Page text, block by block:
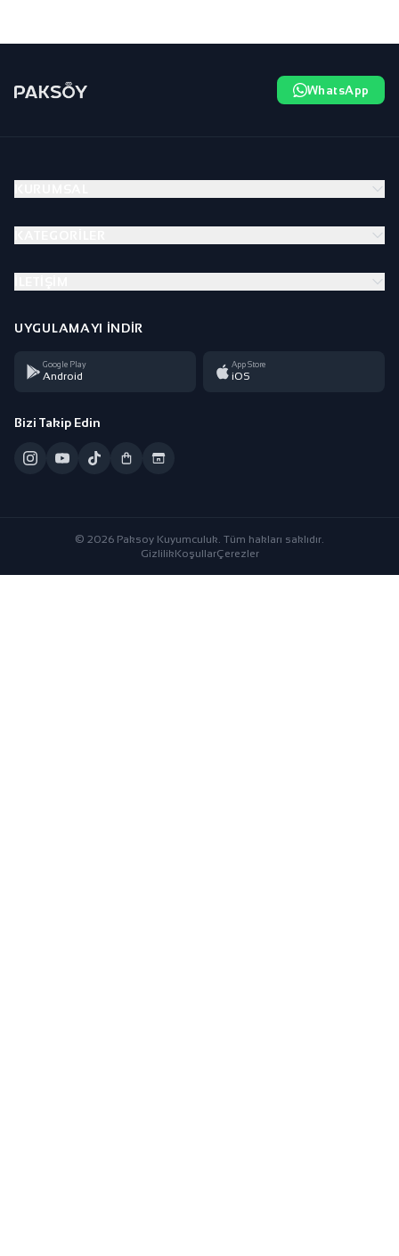
WhatsApp
UYGULAMAYI İNDIR
Google Play
Android
App Store
iOS
Bizi Takip Edin
© 2026 Paksoy Kuyumculuk. Tüm hakları saklıdır.
GizlilikKoşullarÇerezler